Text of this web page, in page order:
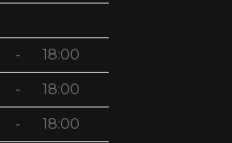
- 18:00
- 18:00
- 18:00